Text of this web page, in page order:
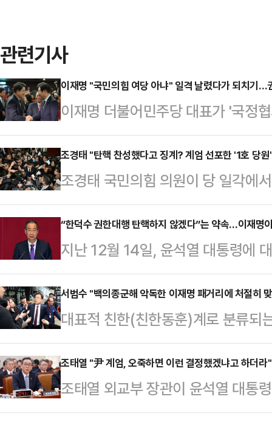
관련기사
이재명 "국민의힘 여당 아냐" 일격 날렸다가 되치기…
이재명 더불어민주당 대표가 '국정
권성동 당대표 권한대행 겸 원내대
발휘 중이다. 국민의힘이 한동훈 전
한 가운데 민주당이 '국회 1당' 지위
의힘이 여당임을 강조하면서 좀처
행은 16일 이재명 대표가 월권성
에 빠지지 말아야 한다고 일침을 가
자인 이재명 대표의…
조경태 "탄핵 찬성했다고 징계? 계엄 선포한 '1호 당
조경태 국민의힘 의원이 당 일각에
에 대한 징계 요구가 나오는 것에
을 밝히고 국민의 뜻에 반하는 행위
야 한다"고 받아쳤다.조경태 의원
기자들과 만나 '탄핵안에 찬성한 의
나온다'는 질문에 "위헌적인, 위법
대해야 하는 게 옳지 않느냐. 잘못
다"면서 이같이 말했다…
“한덕수 권한대행 탄핵하지 않겠다”는 약속…이재명
지난 12월 14일, 윤석열 대통령에
무현·박근혜 두 전직 대통령에 이
한 사태가 아닐 수 없다.윤 대통령
국민의힘은 가결에 대한 책임을 둘
석을 무기로 정부 흔들기에 몰두했
러잖아도 어려운 경제는 급전직하
내몰리고 있다. 탄핵을 둘러싼 사회
과 치안 최고…
서범수 "백의종군해 악독한 이재명 패거리에 처절히
대표적 친한(친한동훈)계로 분류되
군해 정통보수 정당의 일원으로서
우겠다"고 밝혔다.서범수 총장은
사무총장직을 사퇴한다"며 이같이
터 당을 변화와 쇄신으로 이끌고,
조태열 "尹 계엄, 오죽하면 이런 결정했겠냐고 하더라"
조태열 외교부 장관이 윤석열 대통
죽하면 이런 결정을 했겠냐고 했다